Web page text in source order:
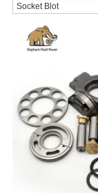
Socket Blot